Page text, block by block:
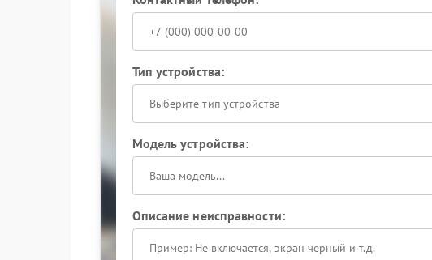
Тип устройства:
Выберите тип устройства
Модель устройства:
Описание неисправности: